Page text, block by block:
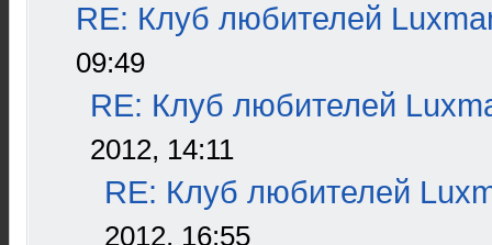
RE: Клуб любителей
09:49
RE: Клуб любителей
2012, 14:11
RE: Клуб любителей
2012, 16:55